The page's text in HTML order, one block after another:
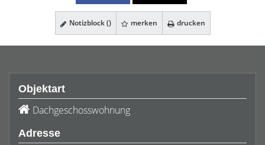
Notizblock () merken drucken
Objektart
Dachgeschosswohnung
Adresse